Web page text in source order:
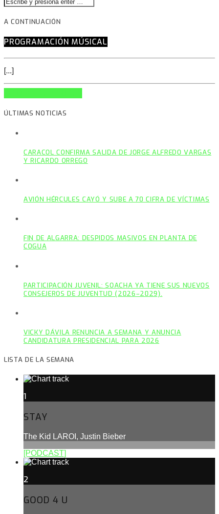
A CONTINUACIÓN
PROGRAMACIÓN MÚSICAL
[...]
ÚLTIMAS NOTICIAS
CARACOL CONFIRMA SALIDA DE JORGE ALFREDO VARGAS
Y RICARDO ORREGO
AVIÓN HÉRCULES CAYÓ Y SUBE A 70 CIFRA DE VÍCTIMAS
FIN DE ALGARRA: DESPIDOS MASIVOS EN PLANTA DE
COGUA
PARTICIPACIÓN JUVENIL: SOACHA YA TIENE SUS NUEVOS
CONSEJEROS DE JUVENTUD (2026–2029).
VICKY DÁVILA RENUNCIA A SEMANA Y ANUNCIA
CANDIDATURA PRESIDENCIAL PARA 2026
LISTA DE LA SEMANA
1
STAY
The Kid LAROI, Justin Bieber
[PODCAST]
2
GOOD 4 U